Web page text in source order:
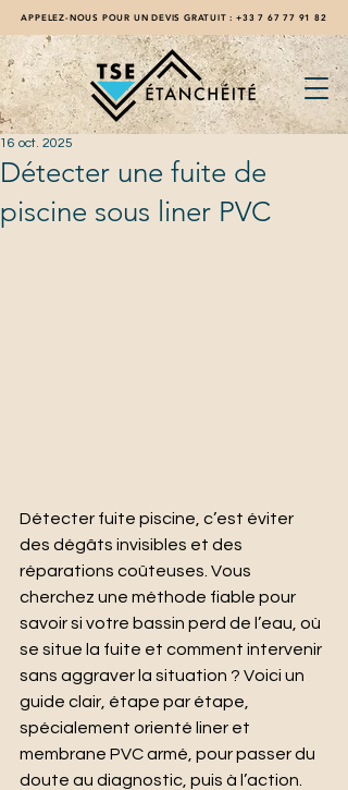
APPELEZ-NOUS POUR UN DEVIS GRATUIT : +33 7 67 77 91 82
Détecter une fuite de
piscine sous liner PVC
16 oct. 2025
Détecter fuite piscine, c’est éviter
des dégâts invisibles et des
réparations coûteuses. Vous
cherchez une méthode fiable pour
savoir si votre bassin perd de l’eau, où
se situe la fuite et comment intervenir
sans aggraver la situation ? Voici un
guide clair, étape par étape,
spécialement orienté liner et
membrane PVC armé, pour passer du
doute au diagnostic, puis à l’action.